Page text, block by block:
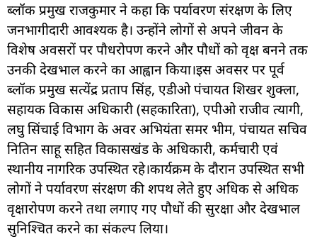
ब्लॉक प्रमुख राजकुमार ने कहा कि पर्यावरण संरक्षण के लिए
जनभागीदारी आवश्यक है। उन्होंने लोगों से अपने जीवन के
विशेष अवसरों पर पौधरोपण करने और पौधों को वृक्ष बनने तक
उनकी देखभाल करने का आह्वान किया।इस अवसर पर पूर्व
ब्लॉक प्रमुख सत्येंद्र प्रताप सिंह, एडीओ पंचायत शिखर शुक्ला,
सहायक विकास अधिकारी (सहकारिता), एपीओ राजीव त्यागी,
लघु सिंचाई विभाग के अवर अभियंता समर भीम, पंचायत सचिव
नितिन साहू सहित विकासखंड के अधिकारी, कर्मचारी एवं
स्थानीय नागरिक उपस्थित रहे।कार्यक्रम के दौरान उपस्थित सभी
लोगों ने पर्यावरण संरक्षण की शपथ लेते हुए अधिक से अधिक
वृक्षारोपण करने तथा लगाए गए पौधों की सुरक्षा और देखभाल
सुनिश्चित करने का संकल्प लिया।